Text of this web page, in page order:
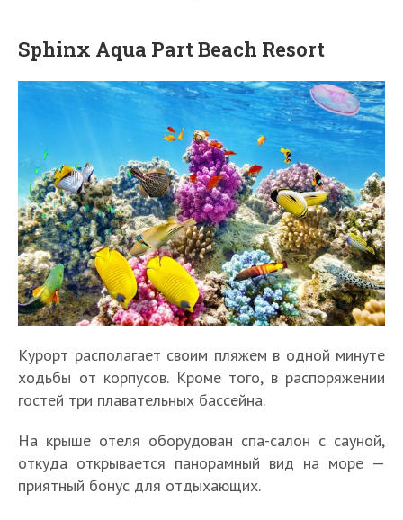
Sphinx Aqua Part Beach Resort
Курорт располагает своим пляжем в одной минуте
ходьбы от корпусов. Кроме того, в распоряжении
гостей три плавательных бассейна.
На крыше отеля оборудован спа-салон с сауной,
откуда открывается панорамный вид на море —
приятный бонус для отдыхающих.